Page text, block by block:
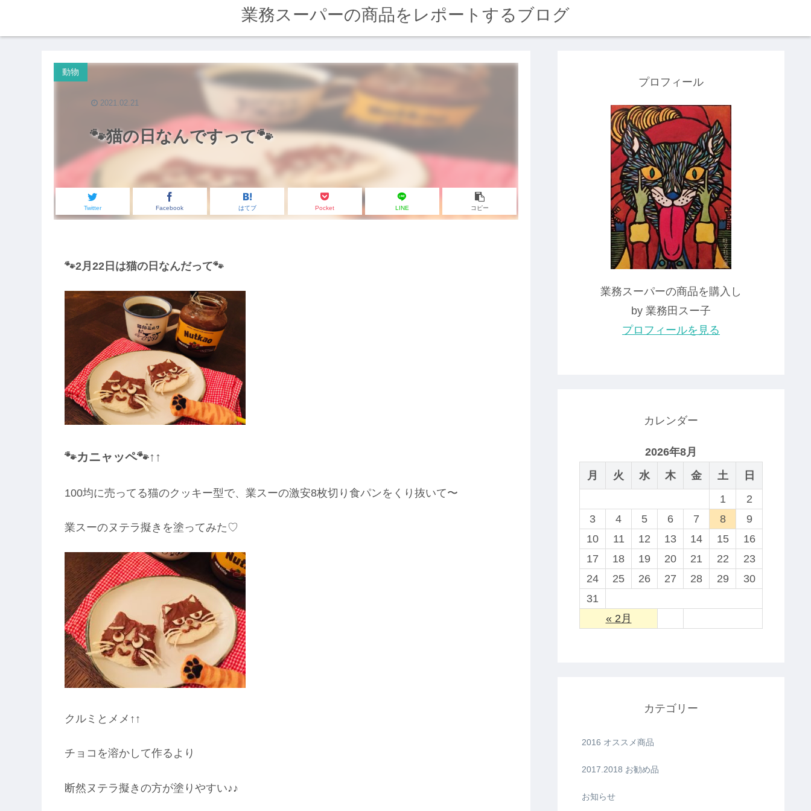
業務スーパーの商品をレポートするブログ
🐾猫の日なんですって🐾
動物
Twitter Facebook はてブ Pocket LINE コピー
2021.02.21
🐾2月22日は猫の日なんだって🐾
🐾カニャッペ🐾↑↑
100均に売ってる猫のクッキー型で、業スーの激安8枚切り食パンをくり抜いて〜
業スーのヌテラ擬きを塗ってみた♡
クルミとメメ↑↑
チョコを溶かして作るより
断然ヌテラ擬きの方が塗りやすい♪♪
プロフィール
業務スーパーの商品を購入し
by 業務田スー子
プロフィールを見る
カレンダー
2026年8月
月
火 水 木 金 土 日
« 2月
1
2
3
4 5 6 7 8
9
10
11 12 13 14 15
16
17
18 19 20 21 22
23
24
25 26 27 28 29
30
31
カテゴリー
2016 オススメ商品
2017.2018 お勧め品
お知らせ